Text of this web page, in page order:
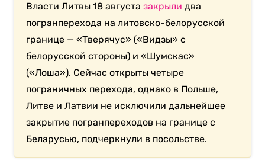
Власти Литвы 18 августазакрыли два
погранперехода на литовско-белорусской
границе — «Тверячус» («Видзы» с
белорусской стороны) и «Шумскас»
(«Лоша»). Сейчас открыты четыре
пограничных перехода, однако в Польше,
Литве и Латвии не исключили дальнейшее
закрытие погранпереходов на границе с
Беларусью, подчеркнули в посольстве.